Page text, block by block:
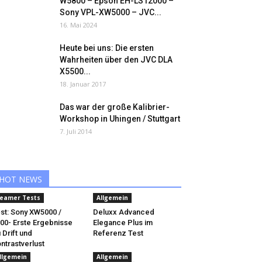
Sony VPL-XW5000 – JVC...
16. Mai 2024
Heute bei uns: Die ersten
Wahrheiten über den JVC DLA
X5500...
18. Januar 2017
Das war der große Kalibrier-
Workshop in Uhingen / Stuttgart
7. Juli 2014
HOT NEWS
Tests
Sony XW5000 /
Erste Ergebnisse
Drift und
Allgemein
Deluxx Advanced
Elegance Plus im
Referenz Test
Allgemein